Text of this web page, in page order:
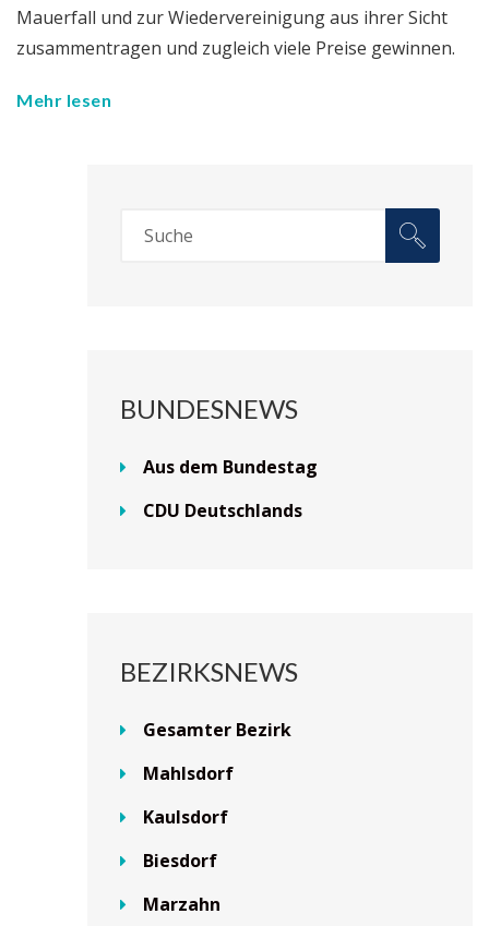
Mauerfall und zur Wiedervereinigung aus ihrer Sicht
zusammentragen und zugleich viele Preise gewinnen.
Mehr lesen
BUNDESNEWS
Aus dem Bundestag
CDU Deutschlands
BEZIRKSNEWS
Gesamter Bezirk
Mahlsdorf
Kaulsdorf
Biesdorf
Marzahn